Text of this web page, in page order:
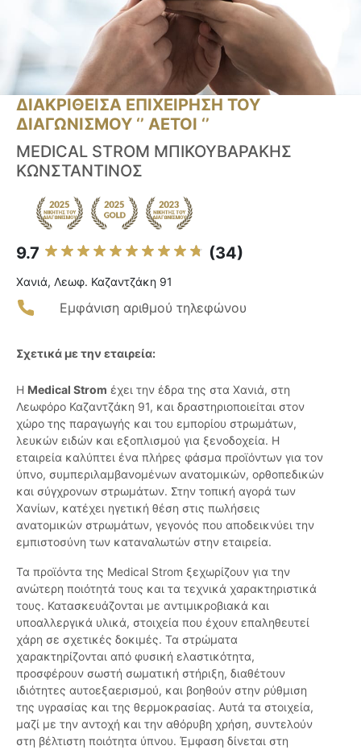
ΔΙΑΚΡΙΘΕΙΣΑ ΕΠΙΧΕΙΡΗΣΗ ΤΟΥ
ΔΙΑΓΩΝΙΣΜΟΥ ‘’ ΑΕΤΟΙ ‘’
MEDICAL STROM ΜΠΙΚΟΥΒΑΡΑΚΗΣ
ΚΩΝΣΤΑΝΤΙΝΟΣ
9.7 (34)
Χανιά, Λεωφ. Καζαντζάκη 91
Εμφάνιση αριθμού τηλεφώνου
Σχετικά με την εταιρεία:
Η Medical Strom έχει την έδρα της στα Χανιά, στη
Λεωφόρο Καζαντζάκη 91, και δραστηριοποιείται στον
χώρο της παραγωγής και του εμπορίου στρωμάτων,
λευκών ειδών και εξοπλισμού για ξενοδοχεία. Η
εταιρεία καλύπτει ένα πλήρες φάσμα προϊόντων για τον
ύπνο, συμπεριλαμβανομένων ανατομικών, ορθοπεδικών
και σύγχρονων στρωμάτων. Στην τοπική αγορά των
Χανίων, κατέχει ηγετική θέση στις πωλήσεις
ανατομικών στρωμάτων, γεγονός που αποδεικνύει την
εμπιστοσύνη των καταναλωτών στην εταιρεία.
Τα προϊόντα της Medical Strom ξεχωρίζουν για την
ανώτερη ποιότητά τους και τα τεχνικά χαρακτηριστικά
τους. Κατασκευάζονται με αντιμικροβιακά και
υποαλλεργικά υλικά, στοιχεία που έχουν επαληθευτεί
χάρη σε σχετικές δοκιμές. Τα στρώματα
χαρακτηρίζονται από φυσική ελαστικότητα,
προσφέρουν σωστή σωματική στήριξη, διαθέτουν
ιδιότητες αυτοεξαερισμού, και βοηθούν στην ρύθμιση
της υγρασίας και της θερμοκρασίας. Αυτά τα στοιχεία,
μαζί με την αντοχή και την αθόρυβη χρήση, συντελούν
στη βέλτιστη ποιότητα ύπνου. Έμφαση δίνεται στη